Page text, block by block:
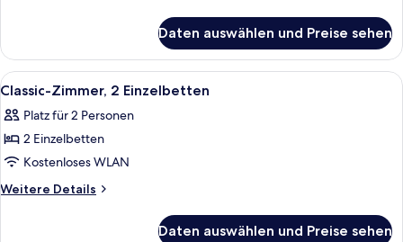
Zimmer,
1 King-
Bett
Daten auswählen und Preise sehen
Alle
Fotos
für
Classic-
Zimmer,
2 Einzelbetten
Ein Hotelzimmer mit einem Bett,
5
Classic-Zimmer, 2 Einzelbetten
Platz für 2 Personen
2 Einzelbetten
Kostenloses WLAN
Weitere Details
Weitere
Daten auswählen und Preise sehen